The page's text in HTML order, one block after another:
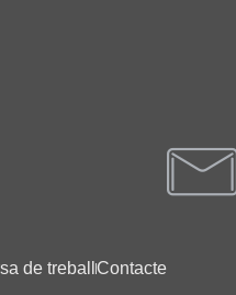
de treball Contacte